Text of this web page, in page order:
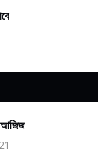
আজিজ